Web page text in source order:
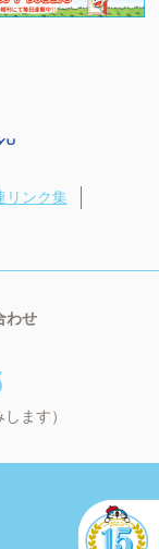
リンク集
わせ
ます）